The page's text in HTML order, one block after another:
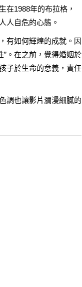
在1988年的布拉格，
人自危的心態。
有如何輝煌的成就。因
”。在之前，覺得婚姻於
子於生命的意義，責任
調也讓影片瀰漫細膩的